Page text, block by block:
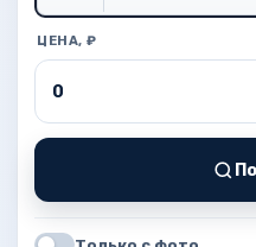
ЦЕНА, ₽
Цена от